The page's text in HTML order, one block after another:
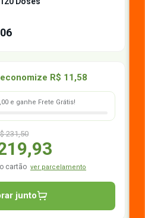
economize R$ 11,58
e ganhe Frete Grátis!
231,50
cartão ver parcelamento
junto